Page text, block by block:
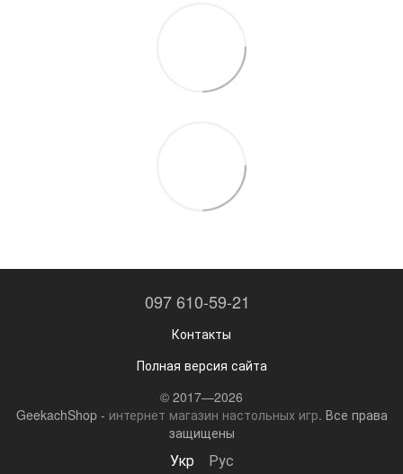
097 610-59-21
Контакты
Полная версия сайта
© 2017—2026
GeekachShop - интернет магазин настольных игр. Все права
защищены
Укр Рус